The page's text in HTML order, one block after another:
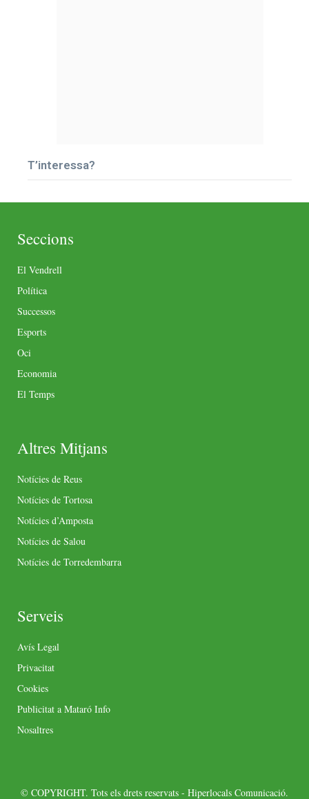
T’interessa?
Seccions
El Vendrell
Política
Successos
Esports
Oci
Economia
El Temps
Altres Mitjans
Notícies de Reus
Notícies de Tortosa
Notícies d’Amposta
Notícies de Salou
Notícies de Torredembarra
Serveis
Avís Legal
Privacitat
Cookies
Publicitat a Mataró Info
Nosaltres
© COPYRIGHT. Tots els drets reservats - Hiperlocals Comunicació.